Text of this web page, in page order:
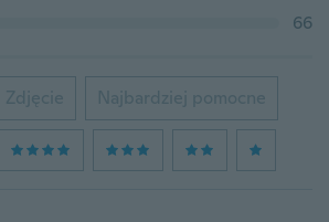
66
Zdjęcie Najbardziej pomocne